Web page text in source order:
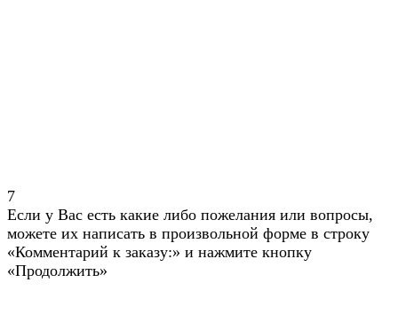
7
Если у Вас есть какие либо пожелания или вопросы,
можете их написать в произвольной форме в строку
«Комментарий к заказу:» и нажмите кнопку
«Продолжить»